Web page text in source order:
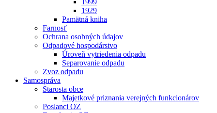
1999
1929
Pamätná kniha
Farnosť
Ochrana osobných údajov
Odpadové hospodárstvo
Úroveň vytriedenia odpadu
Separovanie odpadu
Zvoz odpadu
Samospráva
Starosta obce
Majetkové priznania verejných funkcionárov
Poslanci OZ